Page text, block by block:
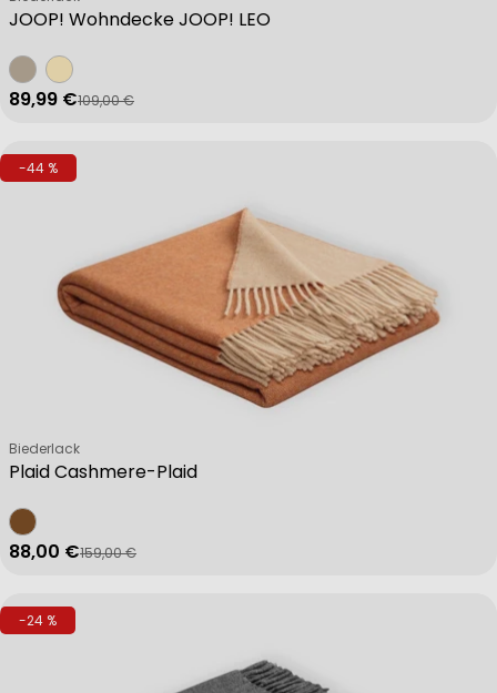
JOOP! Wohndecke JOOP! LEO
Verkaufspreis
89,99 €
Regulärer Preis
109,00 €
-44 %
Plaid Cashmere-Plaid
Verkäufer:
Biederlack
Verkaufspreis
88,00 €
Regulärer Preis
159,00 €
-24 %